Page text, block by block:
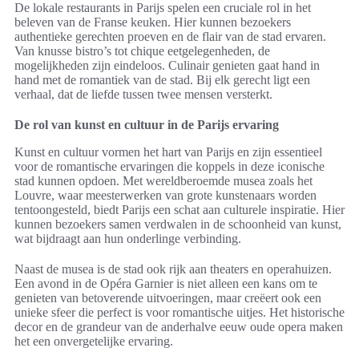
De lokale restaurants in Parijs spelen een cruciale rol in het
beleven van de Franse keuken. Hier kunnen bezoekers
authentieke gerechten proeven en de flair van de stad ervaren.
Van knusse bistro’s tot chique eetgelegenheden, de
mogelijkheden zijn eindeloos. Culinair genieten gaat hand in
hand met de romantiek van de stad. Bij elk gerecht ligt een
verhaal, dat de liefde tussen twee mensen versterkt.
De rol van kunst en cultuur in de Parijs ervaring
Kunst en cultuur vormen het hart van Parijs en zijn essentieel
voor de romantische ervaringen die koppels in deze iconische
stad kunnen opdoen. Met wereldberoemde musea zoals het
Louvre, waar meesterwerken van grote kunstenaars worden
tentoongesteld, biedt Parijs een schat aan culturele inspiratie. Hier
kunnen bezoekers samen verdwalen in de schoonheid van kunst,
wat bijdraagt aan hun onderlinge verbinding.
Naast de musea is de stad ook rijk aan theaters en operahuizen.
Een avond in de Opéra Garnier is niet alleen een kans om te
genieten van betoverende uitvoeringen, maar creëert ook een
unieke sfeer die perfect is voor romantische uitjes. Het historische
decor en de grandeur van de anderhalve eeuw oude opera maken
het een onvergetelijke ervaring.